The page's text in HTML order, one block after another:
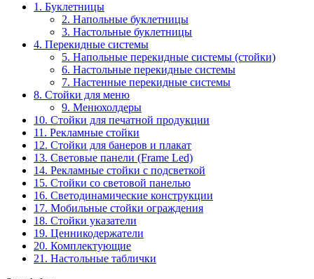
1. Буклетницы
2. Напольные буклетницы
3. Настольные буклетницы
4. Перекидные системы
5. Напольные перекидные системы (стойки)
6. Настольные перекидные системы
7. Настенные перекидные системы
8. Стойки для меню
9. Менюхолдеры
10. Стойки для печатной продукции
11. Рекламные стойки
12. Стойки для банеров и плакат
13. Световые панели (Frame Led)
14. Рекламные стойки с подсветкой
15. Стойки со световой панелью
16. Светодинамические конструкции
17. Мобильные стойки ограждения
18. Стойки указатели
19. Ценникодержатели
20. Комплектующие
21. Настольные таблички